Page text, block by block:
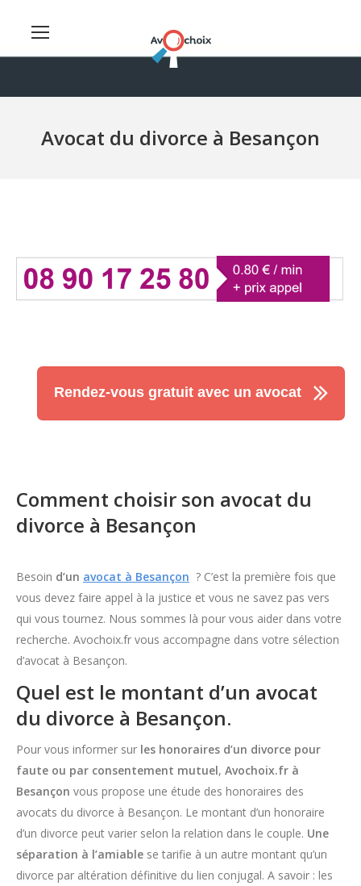
Avocat du divorce à Besançon
Rendez-vous gratuit avec un avocat
Comment choisir son avocat du
divorce à Besançon
Besoin d’un avocat à Besançon ? C’est la première fois que
vous devez faire appel à la justice et vous ne savez pas vers
qui vous tournez. Nous sommes là pour vous aider dans votre
recherche. Avochoix.fr vous accompagne dans votre sélection
d’avocat à Besançon.
Quel est le montant d’un avocat
du divorce à Besançon.
Pour vous informer sur les honoraires d’un divorce pour
faute ou par consentement mutuel, Avochoix.fr à
Besançon vous propose une étude des honoraires des
avocats du divorce à Besançon. Le montant d’un honoraire
d’un divorce peut varier selon la relation dans le couple. Une
séparation à l’amiable se tarifie à un autre montant qu’un
divorce par altération définitive du lien conjugal. A savoir : les